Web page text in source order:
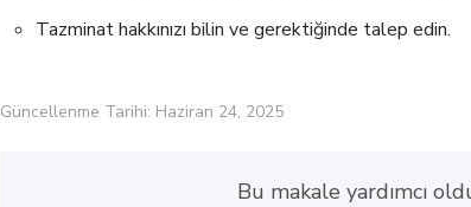
Tazminat hakkınızı bilin ve gerektiğinde talep edin.
Güncellenme Tarihi: Haziran 24, 2025
Bu makale yardımcı